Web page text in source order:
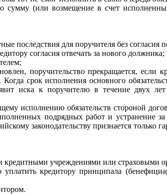
сумму (или возмещение в счет
последствия для поручителя без согласия
согласия отвечать за нового должника;
поручительство прекращается, если
срок исполнения основного
иска к поручителю в течение двух
исполнению обязательств стороной
подрядных работ и устранение
законодательству признается только
учреждениями или страховыми
уплатить кредитору принципала